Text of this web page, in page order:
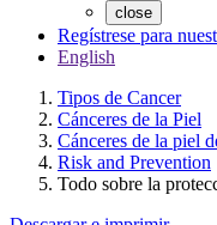
close
Regístrese para
English
Tipos de Cancer
Cánceres de la Piel
Cánceres de la piel
Risk and Prevention
Todo sobre la